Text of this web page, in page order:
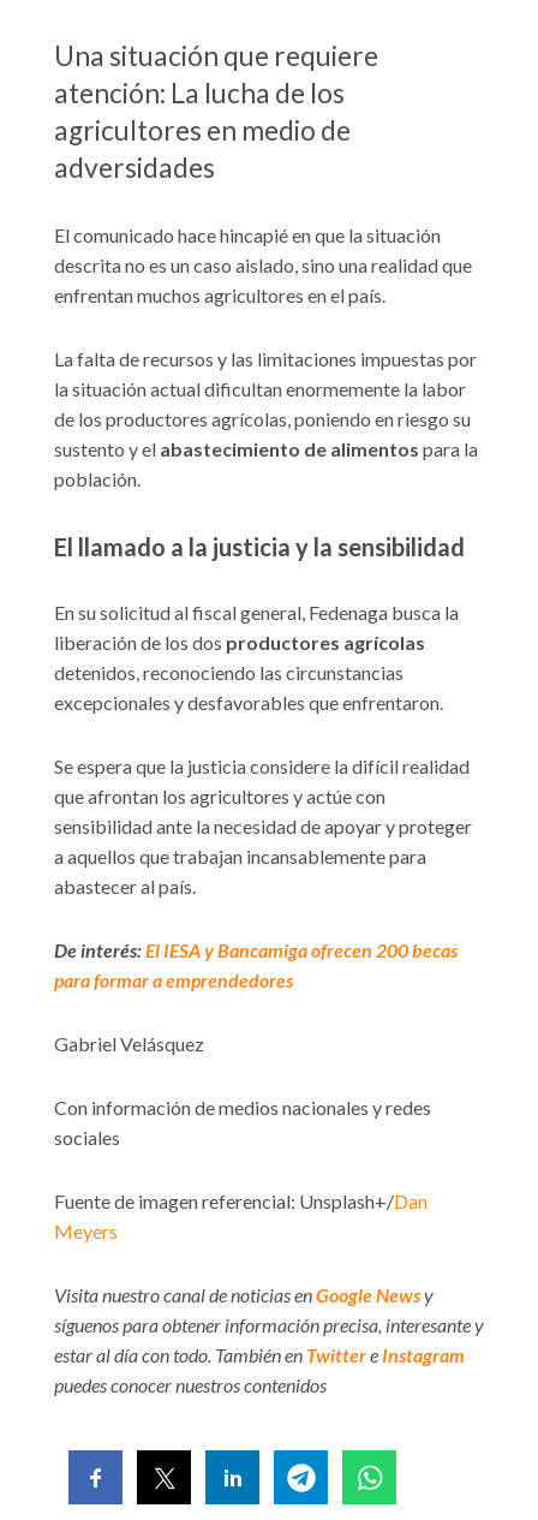
Una situación que requiere
atención: La lucha de los
agricultores en medio de
adversidades
El comunicado hace hincapié en que la situación
descrita no es un caso aislado, sino una realidad que
enfrentan muchos agricultores en el país.
La falta de recursos y las limitaciones impuestas por
la situación actual dificultan enormemente la labor
de los productores agrícolas, poniendo en riesgo su
sustento y el abastecimiento de alimentos para la
población.
El llamado a la justicia y la sensibilidad
En su solicitud al fiscal general, Fedenaga busca la
liberación de los dos productores agrícolas
detenidos, reconociendo las circunstancias
excepcionales y desfavorables que enfrentaron.
Se espera que la justicia considere la difícil realidad
que afrontan los agricultores y actúe con
sensibilidad ante la necesidad de apoyar y proteger
a aquellos que trabajan incansablemente para
abastecer al país.
De interés:El IESA y Bancamiga ofrecen 200 becas
para formar a emprendedores
Gabriel Velásquez
Con información de medios nacionales y redes
sociales
Fuente de imagen referencial: Unsplash+/Dan
Meyers
Visita nuestro canal de noticias enGoogle Newsy
síguenos para obtener información precisa, interesante y
estar al día con todo. También en Twittere Instagram
puedes conocer nuestros contenidos